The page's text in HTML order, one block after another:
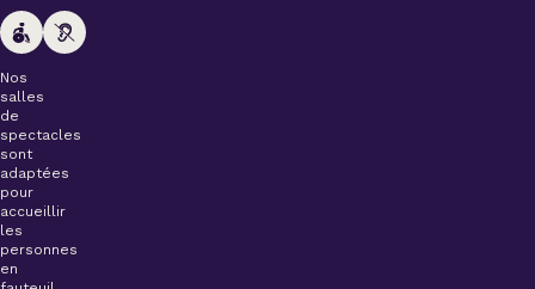
Nos
salles
de
spectacles
sont
adaptées
pour
accueillir
les
personnes
en